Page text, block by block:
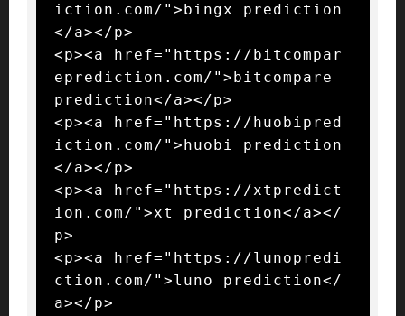
iction.com/">bingx prediction
</a></p>
<p><a href="https://bitcompar
eprediction.com/">bitcompare
prediction</a></p>
<p><a href="https://huobipred
iction.com/">huobi prediction
</a></p>
<p><a href="https://xtpredict
ion.com/">xt prediction</a></
p>
<p><a href="https://lunopredi
ction.com/">luno prediction</
a></p>